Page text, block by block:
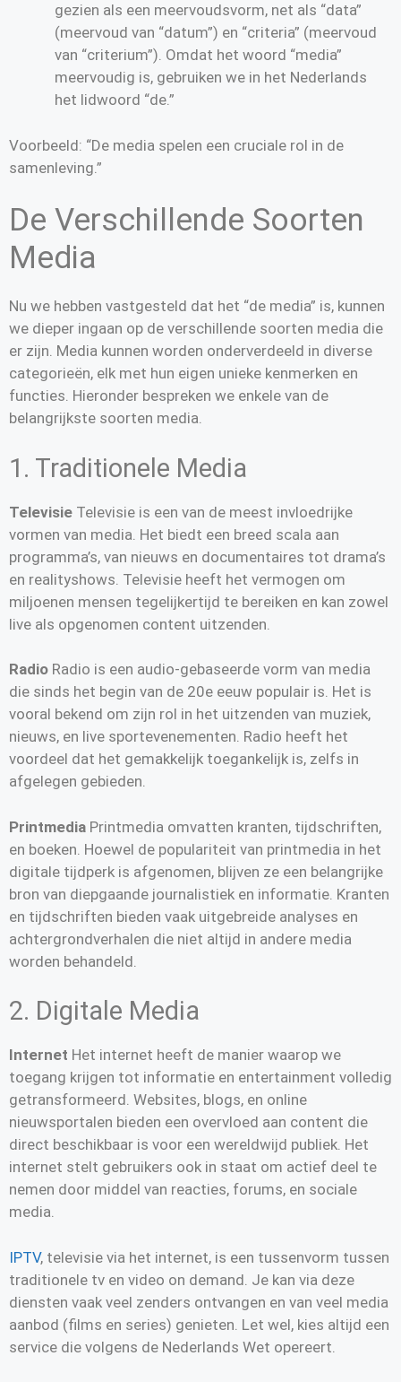
gezien als een meervoudsvorm, net als “data”
(meervoud van “datum”) en “criteria” (meervoud
van “criterium”). Omdat het woord “media”
meervoudig is, gebruiken we in het Nederlands
het lidwoord “de.”
Voorbeeld: “De media spelen een cruciale rol in de
samenleving.”
De Verschillende Soorten
Media
Nu we hebben vastgesteld dat het “de media” is, kunnen
we dieper ingaan op de verschillende soorten media die
er zijn. Media kunnen worden onderverdeeld in diverse
categorieën, elk met hun eigen unieke kenmerken en
functies. Hieronder bespreken we enkele van de
belangrijkste soorten media.
1. Traditionele Media
Televisie Televisie is een van de meest invloedrijke
vormen van media. Het biedt een breed scala aan
programma’s, van nieuws en documentaires tot drama’s
en realityshows. Televisie heeft het vermogen om
miljoenen mensen tegelijkertijd te bereiken en kan zowel
live als opgenomen content uitzenden.
Radio Radio is een audio-gebaseerde vorm van media
die sinds het begin van de 20e eeuw populair is. Het is
vooral bekend om zijn rol in het uitzenden van muziek,
nieuws, en live sportevenementen. Radio heeft het
voordeel dat het gemakkelijk toegankelijk is, zelfs in
afgelegen gebieden.
Printmedia Printmedia omvatten kranten, tijdschriften,
en boeken. Hoewel de populariteit van printmedia in het
digitale tijdperk is afgenomen, blijven ze een belangrijke
bron van diepgaande journalistiek en informatie. Kranten
en tijdschriften bieden vaak uitgebreide analyses en
achtergrondverhalen die niet altijd in andere media
worden behandeld.
2. Digitale Media
Internet Het internet heeft de manier waarop we
toegang krijgen tot informatie en entertainment volledig
getransformeerd. Websites, blogs, en online
nieuwsportalen bieden een overvloed aan content die
direct beschikbaar is voor een wereldwijd publiek. Het
internet stelt gebruikers ook in staat om actief deel te
nemen door middel van reacties, forums, en sociale
media.
IPTV, televisie via het internet, is een tussenvorm tussen
traditionele tv en video on demand. Je kan via deze
diensten vaak veel zenders ontvangen en van veel media
aanbod (films en series) genieten. Let wel, kies altijd een
service die volgens de Nederlands Wet opereert.